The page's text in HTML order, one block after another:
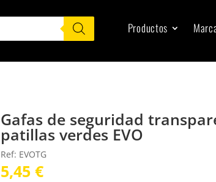
Productos
Gafas de seguridad
patillas verdes EVO
Ref: EVOTG
5,45 €